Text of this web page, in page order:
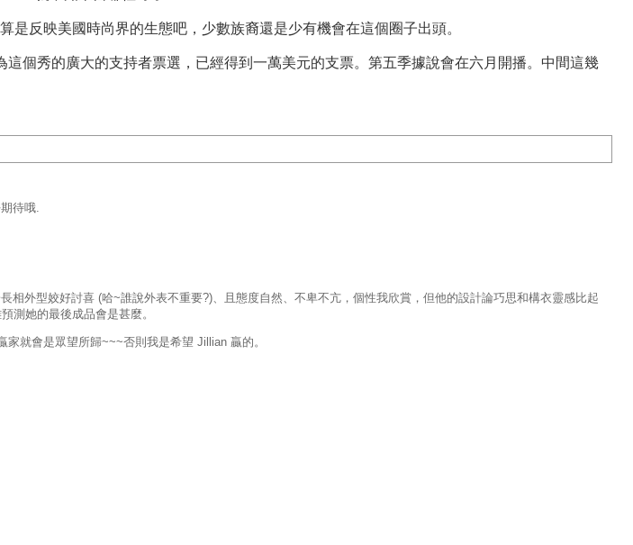
是反映美國時尚界的生態吧，少數族裔還是少有機會在這個圈子出頭。
個秀的廣大的支持者票選，已經得到一萬美元的支票。第五季據說會在六月開播。中間這幾
待哦.
外型姣好討喜 (哈~誰說外表不重要?)、且態度自然、不卑不亢，個性我欣賞，但他的設計論巧思和構衣靈感比起
測她的最後成品會是甚麼。
就會是眾望所歸~~~否則我是希望 Jillian 贏的。